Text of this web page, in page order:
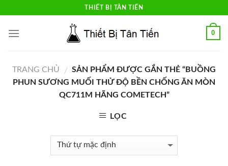
content
THIẾT BỊ TÂN TIẾN
0
TRANG CHỦ / SẢN PHẨM ĐƯỢC GẮN THẺ “BUỒNG
PHUN SƯƠNG MUỐI THỬ ĐỘ BỀN CHỐNG ĂN MÒN
QC711M HÃNG COMETECH”
LỌC